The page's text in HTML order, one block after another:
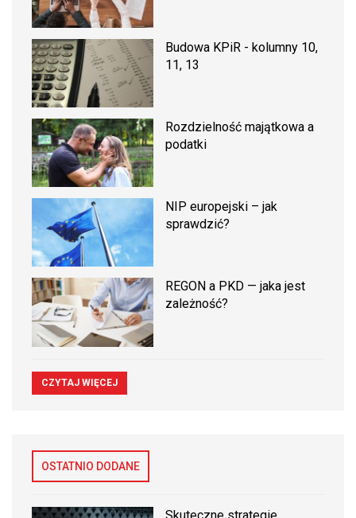
Budowa KPiR - kolumny 10,
11, 13
Rozdzielność majątkowa a
podatki
NIP europejski – jak
sprawdzić?
REGON a PKD — jaka jest
zależność?
CZYTAJ WIĘCEJ
OSTATNIO DODANE
Skuteczne strategie